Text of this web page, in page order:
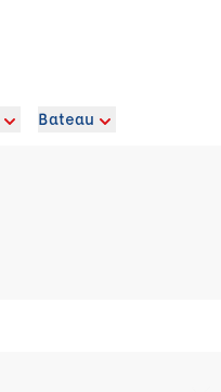
Bateau